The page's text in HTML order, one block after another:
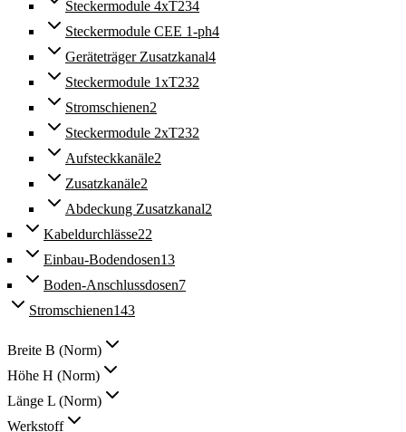
Steckermodule 4xT234
Steckermodule CEE 1-ph4
Geräteträger Zusatzkanal4
Steckermodule 1xT232
Stromschienen2
Steckermodule 2xT232
Aufsteckkanäle2
Zusatzkanäle2
Abdeckung Zusatzkanal2
Kabeldurchlässe22
Einbau-Bodendosen13
Boden-Anschlussdosen7
Stromschienen143
Breite B (Norm)
Höhe H (Norm)
Länge L (Norm)
Werkstoff